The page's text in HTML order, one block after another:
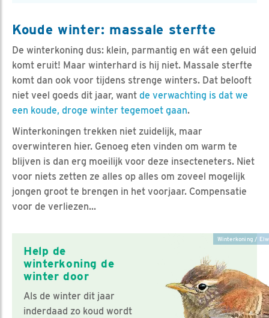
Koude winter: massale sterfte
De winterkoning dus: klein, parmantig en wát een geluid
komt eruit! Maar winterhard is hij niet. Massale sterfte
komt dan ook voor tijdens strenge winters. Dat belooft
niet veel goeds dit jaar, want de verwachting is dat we
een koude, droge winter tegemoet gaan.
Winterkoningen trekken niet zuidelijk, maar
overwinteren hier. Genoeg eten vinden om warm te
blijven is dan erg moeilijk voor deze insecteneters. Niet
voor niets zetten ze alles op alles om zoveel mogelijk
jongen groot te brengen in het voorjaar. Compensatie
voor de verliezen...
Winterkoning /
Help de
winterkoning de
winter door
Als de winter dit jaar
inderdaad zo koud wordt